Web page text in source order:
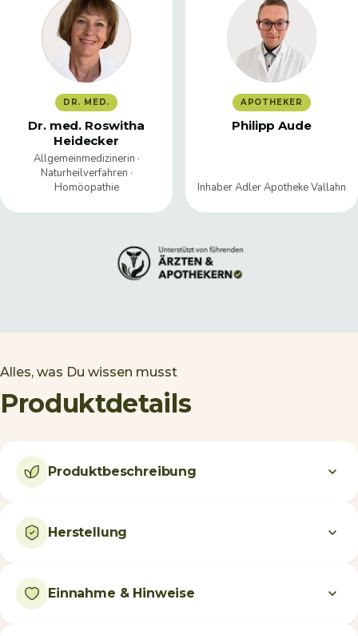
DR. MED.
Dr. med. Roswitha
Heidecker
Allgemeinmedizinerin ·
Naturheilverfahren ·
Homöopathie
APOTHEKER
Philipp Aude
Inhaber Adler Apotheke Vallahn
Alles, was Du wissen musst
Produktdetails
Produktbeschreibung
Herstellung
Einnahme & Hinweise